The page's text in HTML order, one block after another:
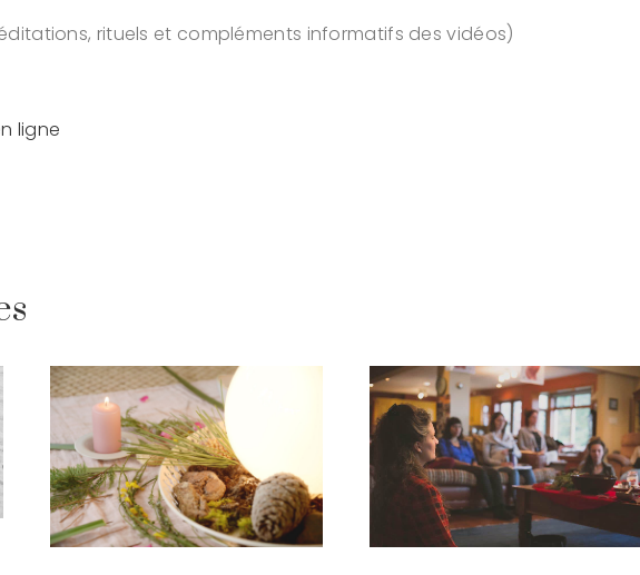
rituels et compléments informatifs des vidéos)
ligne